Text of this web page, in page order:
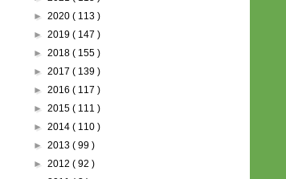
► 2020 ( 113 )
► 2019 ( 147 )
► 2018 ( 155 )
► 2017 ( 139 )
► 2016 ( 117 )
► 2015 ( 111 )
► 2014 ( 110 )
► 2013 ( 99 )
► 2012 ( 92 )